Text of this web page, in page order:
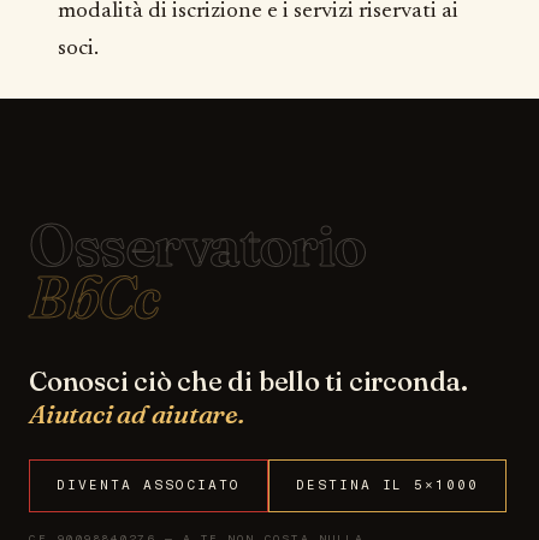
modalità di iscrizione e i servizi riservati ai
soci.
Osservatorio
BbCc
Conosci ciò che di bello ti circonda.
Aiutaci ad aiutare.
DIVENTA ASSOCIATO DESTINA IL 5×1000